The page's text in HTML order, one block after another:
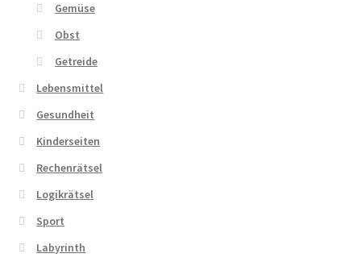
Gemüse
Obst
Getreide
Lebensmittel
Gesundheit
Kinderseiten
Rechenrätsel
Logikrätsel
Sport
Labyrinth